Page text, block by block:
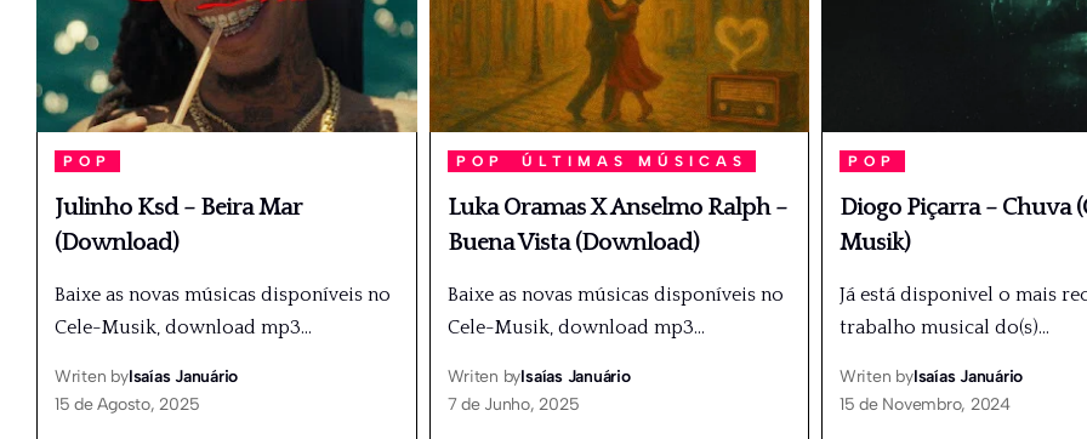
POP
Julinho Ksd – Beira Mar
(Download)
Baixe as novas músicas disponíveis no
Cele-Musik, download mp3…
Writen byIsaías Januário
15 de Agosto, 2025
POP ÚLTIMAS MÚSICAS
Luka Oramas X Anselmo Ralph –
Buena Vista (Download)
Baixe as novas músicas disponíveis no
Cele-Musik, download mp3…
Writen byIsaías Januário
7 de Junho, 2025
POP
Diogo Piçarra – Chuva
Musik)
Já está disponivel o mais
trabalho musical do(s)…
Writen byIsaías Januário
15 de Novembro, 2024